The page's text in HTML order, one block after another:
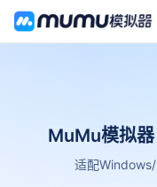
MuMu模拟器
适配